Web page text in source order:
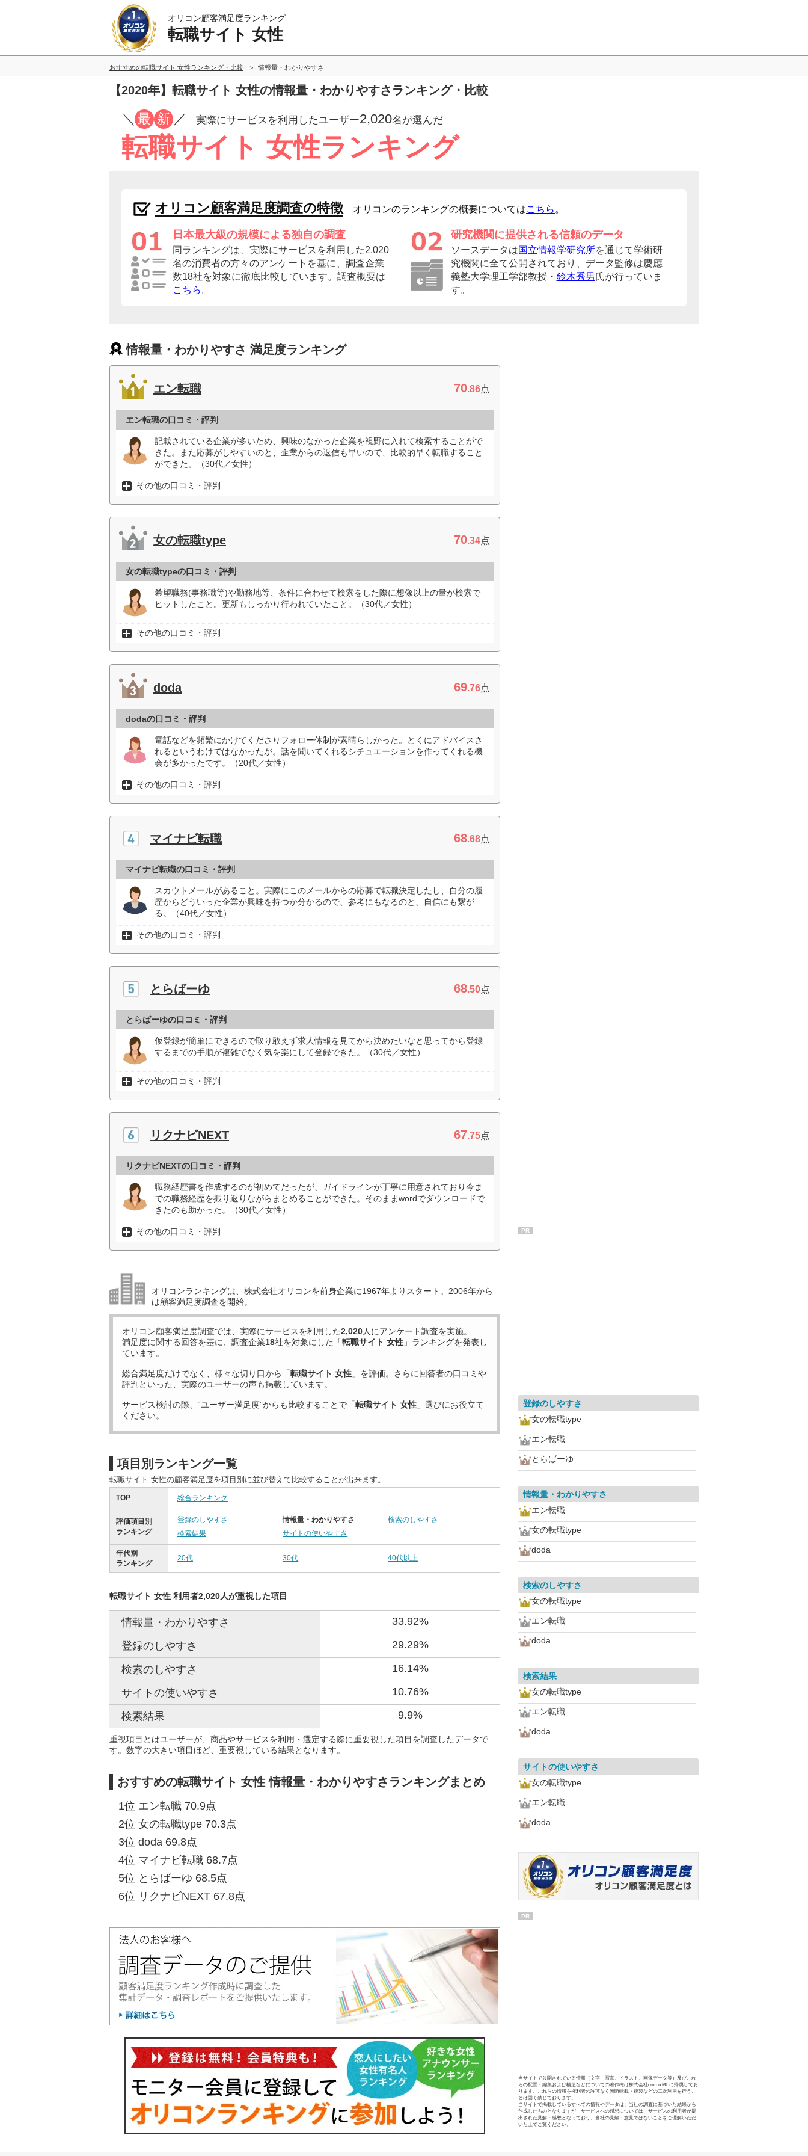
オリコン顧客満足度ランキング
転職サイト 女性
おすすめの転職サイト 女性ランキング・比較 情報量・わかりやすさ
【2020年】転職サイト 女性の情報量・わかりやすさランキング・比較
／ 最 新 ／ 実際にサービスを利用したユーザー2,020名が選んだ
転職サイト 女性ランキング
オリコン顧客満足度調査の特徴 オリコンのランキングの概要についてはこちら 。
日本最大級の規模による独自の調査
同ランキングは、実際にサービスを利用した2,020
名の消費者の方々のアンケートを基に、調査企業
数18社を対象に徹底比較しています。調査概要は
こちら 。
研究機関に提供される信頼のデータ
ソースデータは国立情報学研究所を通じて学術研
究機関に全て公開されており、データ監修は慶應
義塾大学理工学部教授・ 鈴木秀男 氏が行っていま
す。
情報量・わかりやすさ 満足度ランキング
エン転職 70.86点
エン転職の口コミ・評判
記載されている企業が多いため、興味のなかった企業を視野に入れて検索することがで
きた。また応募がしやすいのと、企業からの返信も早いので、比較的早く転職すること
ができた。（30代／女性）
その他の口コミ・評判
女の転職type 70.34点
女の転職typeの口コミ・評判
希望職務(事務職等)や勤務地等、条件に合わせて検索をした際に想像以上の量が検索で
ヒットしたこと。更新もしっかり行われていたこと。（30代／女性）
その他の口コミ・評判
doda 69.76点
dodaの口コミ・評判
電話などを頻繁にかけてくださりフォロー体制が素晴らしかった。とくにアドバイスさ
れるというわけではなかったが。話を聞いてくれるシチュエーションを作ってくれる機
会が多かったです。（20代／女性）
その他の口コミ・評判
マイナビ転職 68.68点
マイナビ転職の口コミ・評判
スカウトメールがあること。実際にこのメールからの応募で転職決定したし、自分の履
歴からどういった企業が興味を持つか分かるので、参考にもなるのと、自信にも繋が
る。（40代／女性）
その他の口コミ・評判
とらばーゆ 68.50点
とらばーゆの口コミ・評判
仮登録が簡単にできるので取り敢えず求人情報を見てから決めたいなと思ってから登録
するまでの手順が複雑でなく気を楽にして登録できた。（30代／女性）
その他の口コミ・評判
リクナビNEXT 67.75点
リクナビNEXTの口コミ・評判
職務経歴書を作成するのが初めてだったが、ガイドラインが丁寧に用意されており今ま
での職務経歴を振り返りながらまとめることができた。そのままwordでダウンロードで
きたのも助かった。（30代／女性）
その他の口コミ・評判
オリコンランキングは、株式会社オリコンを前身企業に1967年よりスタート。2006年から
は顧客満足度調査を開始。
オリコン顧客満足度調査では、実際にサービスを利用した2,020人にアンケート調査を実施。
満足度に関する回答を基に、調査企業18社を対象にした「転職サイト 女性 」ランキングを発表し
ています。
総合満足度だけでなく、様々な切り口から「転職サイト 女性 」を評価。さらに回答者の口コミや
評判といった、実際のユーザーの声も掲載しています。
サービス検討の際、“ユーザー満足度”からも比較することで「転職サイト 女性 」選びにお役立て
ください。
項目別ランキング一覧
転職サイト 女性の顧客満足度を項目別に並び替えて比較することが出来ます。
TOP 総合ランキング
評価項目別
ランキング
登録のしやすさ 情報量・わかりやすさ
検索のしやすさ
検索結果
サイトの使いやすさ
年代別
ランキング
20代 30代 40代以上
転職サイト 女性 利用者2,020人が重視した項目
情報量・わかりやすさ 33.92%
登録のしやすさ 29.29%
検索のしやすさ 16.14%
サイトの使いやすさ 10.76%
検索結果 9.9%
重視項目とはユーザーが、商品やサービスを利用・選定する際に重要視した項目を調査したデータで
す。数字の大きい項目ほど、重要視している結果となります。
おすすめの転職サイト 女性 情報量・わかりやすさランキングまとめ
1位 エン転職 70.9点
2位 女の転職type 70.3点
3位 doda 69.8点
4位 マイナビ転職 68.7点
5位 とらばーゆ 68.5点
6位 リクナビNEXT 67.8点
PR
登録のしやすさ
女の転職type
エン転職
とらばーゆ
情報量・わかりやすさ
エン転職
女の転職type
doda
検索のしやすさ
女の転職type
エン転職
doda
検索結果
女の転職type
エン転職
doda
サイトの使いやすさ
女の転職type
エン転職
doda
PR
当サイトで公開されている情報（文字、写真、イラスト、画像データ等）及びこれ
らの配置・編集および構造などについての著作権は株式会社oricon MEに帰属してお
ります。これらの情報を権利者の許可なく無断転載・複製などの二次利用を行うこ
とは固く禁じております。
当サイトで掲載しているすべての情報やデータは、当社の調査に基づいた結果から
作成したものとなりますが、サービスへの感想については、サービスの利用者が提
出された見解・感想となっており、当社の見解・意見ではないことをご理解いただ
いた上でご覧ください。